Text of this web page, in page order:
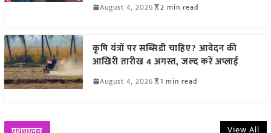
August 4, 2026 2 min read
कृषि यंत्रों पर सब्सिडी चाहिए? आवेदन की
आखिरी तारीख 4 अगस्त, जल्द करें अप्लाई
August 4, 2026 1 min read
View All